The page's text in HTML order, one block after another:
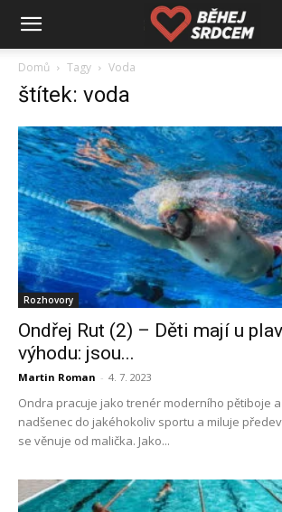
Domů Tagy Voda
štítek: voda
Rozhovory
Ondřej Rut (2) – Děti mají u
výhodu: jsou...
Martin Roman - 4. 7. 2023
Ondra pracuje jako trenér moderního pětiboje a
nadšenec do jakéhokoliv sportu a miluje
se věnuje od malička. Jako...